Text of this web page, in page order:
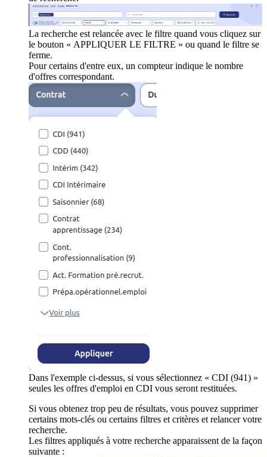
La recherche est relancée avec le filtre quand vous cliquez sur
le bouton « APPLIQUER LE FILTRE » ou quand le filtre se
ferme.
Pour certains d'entre eux, un compteur indique le nombre
d'offres correspondant.
Dans l'exemple ci-dessus, si vous sélectionnez « CDI (941) »
seules les offres d'emploi en CDI vous seront restituées.
Si vous obtenez trop peu de résultats, vous pouvez supprimer
certains mots-clés ou certains filtres et critères et relancer votre
recherche.
Les filtres appliqués à votre recherche apparaissent de la façon
suivante :